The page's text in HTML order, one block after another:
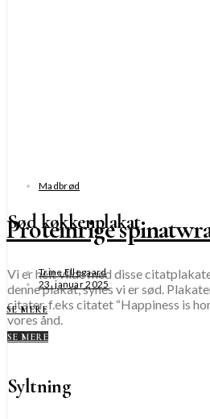
Sød køkkenplakat
Vi er helt vilde med disse
denne plakat, synes vi er sød.
citater, f.eks citatet “Happiness is
vores ånd.
SE MERE
Syltning
Madbrød
Proteinrige
Trine Ellegaard
23. januar 2025
SE MERE